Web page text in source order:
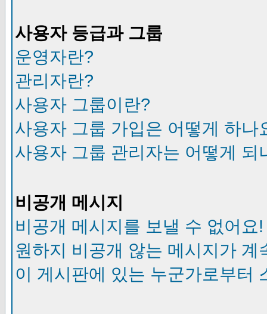
사용자 등급과 그룹
운영자란?
관리자란?
사용자 그룹이란?
사용자 그룹 가입은 어떻게 하나
사용자 그룹 관리자는 어떻게 되
비공개 메시지
비공개 메시지를 보낼 수 없어요!
원하지 비공개 않는 메시지가 계
이 게시판에 있는 누군가로부터